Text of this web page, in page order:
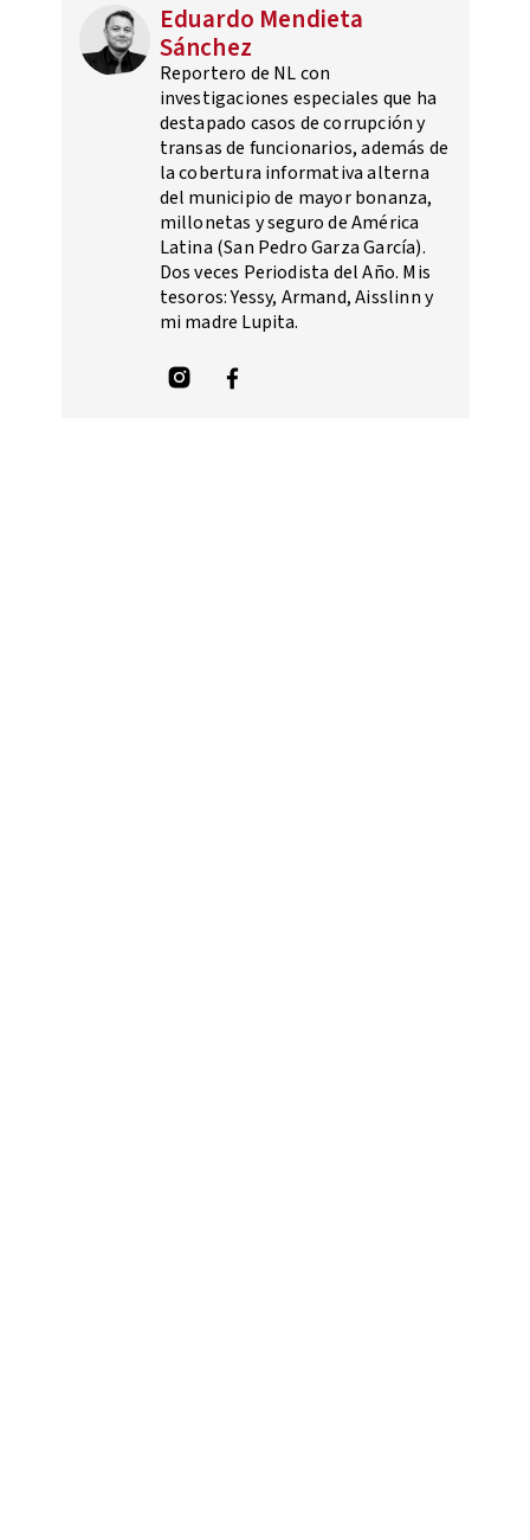
Eduardo Mendieta
Sánchez
Reportero de NL con
investigaciones especiales que ha
destapado casos de corrupción y
transas de funcionarios, además de
la cobertura informativa alterna
del municipio de mayor bonanza,
millonetas y seguro de América
Latina (San Pedro Garza García).
Dos veces Periodista del Año. Mis
tesoros: Yessy, Armand, Aisslinn y
mi madre Lupita.